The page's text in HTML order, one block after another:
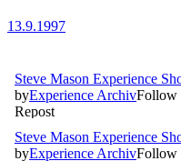
13.9.1997